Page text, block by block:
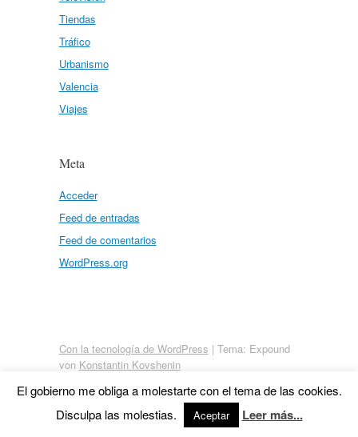
Tiendas
Tráfico
Urbanismo
Valencia
Viajes
Meta
Acceder
Feed de entradas
Feed de comentarios
WordPress.org
Con la tecnología de WordPress | Tema: Expound
von Konstantin Kovshenin
El gobierno me obliga a molestarte con el tema de las cookies.
Disculpa las molestias.
Aceptar Leer más...